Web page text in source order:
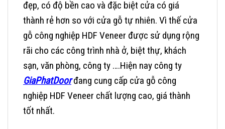
đẹp, có độ bền cao và đặc biệt cửa có giá
thành rẻ hơn so với cửa gỗ tự nhiên. Vì thế cửa
gỗ công nghiệp HDF Veneer được sử dụng rộng
rãi cho các công trình nhà ở, biệt thự, khách
sạn, văn phòng, công ty ….Hiện nay công ty
GiaPhatDoorđang cung cấp cửa gỗ công
nghiệp HDF Veneer chất lượng cao, giá thành
tốt nhất.